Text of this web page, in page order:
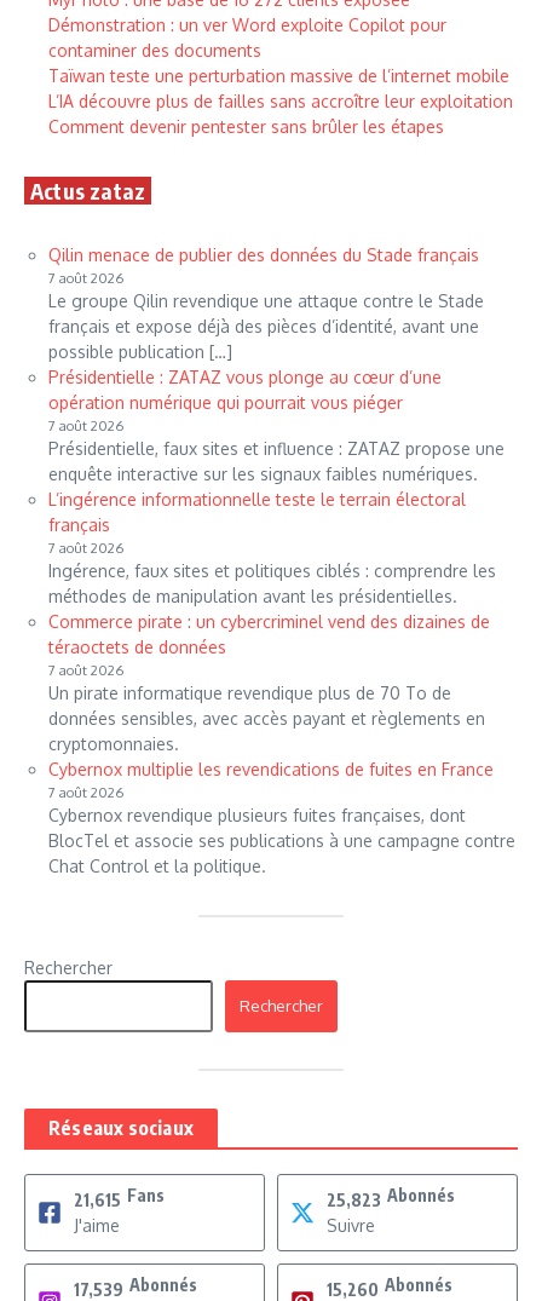
Démonstration : un ver Word exploite Copilot pour
contaminer des documents
Taïwan teste une perturbation massive de l’internet mobile
L’IA découvre plus de failles sans accroître leur exploitation
Comment devenir pentester sans brûler les étapes
Actus zataz
Qilin menace de publier des données du Stade français
7 août 2026
Le groupe Qilin revendique une attaque contre le Stade
français et expose déjà des pièces d’identité, avant une
possible publication […]
Présidentielle : ZATAZ vous plonge au cœur d’une
opération numérique qui pourrait vous piéger
7 août 2026
Présidentielle, faux sites et influence : ZATAZ propose une
enquête interactive sur les signaux faibles numériques.
L’ingérence informationnelle teste le terrain électoral
français
7 août 2026
Ingérence, faux sites et politiques ciblés : comprendre les
méthodes de manipulation avant les présidentielles.
Commerce pirate : un cybercriminel vend des dizaines de
téraoctets de données
7 août 2026
Un pirate informatique revendique plus de 70 To de
données sensibles, avec accès payant et règlements en
cryptomonnaies.
Cybernox multiplie les revendications de fuites en France
7 août 2026
Cybernox revendique plusieurs fuites françaises, dont
BlocTel et associe ses publications à une campagne contre
Chat Control et la politique.
Rechercher
Rechercher
Réseaux sociaux
21,615 Fans
J'aime
25,823 Abonnés
Suivre
17,539 Abonnés
15,260 Abonnés